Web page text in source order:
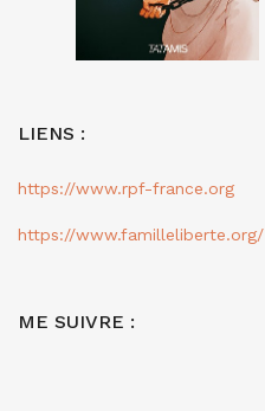
LIENS :
https://www.rpf-france.org
https://www.familleliberte.org/
ME SUIVRE :